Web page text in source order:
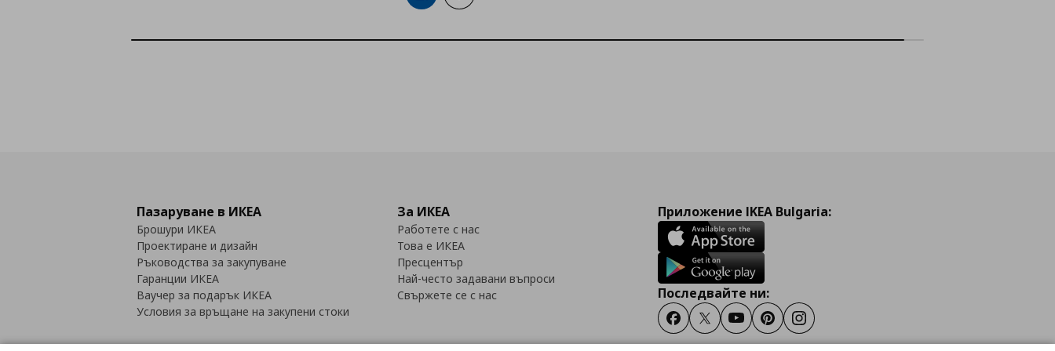
Пазаруване в ИКЕА
Брошури ИКЕА
Проектиране и дизайн
Ръководства за закупуване
Гаранции ИКЕА
Ваучер за подарък ИКЕА
Условия за връщане на закупени стоки
За ИКЕА
Работете с нас
Това е ИКЕА
Пресцентър
Най-често задавани въпроси
Свържете се с нас
Приложение IKEA Bulgaria:
Последвайте ни:
FacebookTwitterYoutubePinterestInstagram